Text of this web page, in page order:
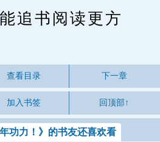
追书阅读更方
查看目录 下一章
加入书签 回顶部↑
功力！》的书友还喜欢看